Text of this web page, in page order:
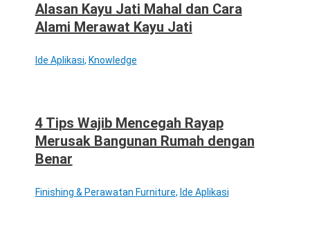
Alasan Kayu Jati Mahal dan Cara
Alami Merawat Kayu Jati
Ide Aplikasi, Knowledge
4 Tips Wajib Mencegah Rayap
Merusak Bangunan Rumah dengan
Benar
Finishing & Perawatan Furniture, Ide Aplikasi